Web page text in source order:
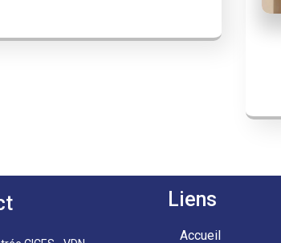
Liens
Accueil